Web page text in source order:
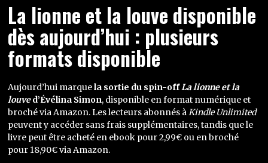
La lionne et la louve disponible
dès aujourd’hui : plusieurs
formats disponible
Aujourd’hui marquela sortie du spin-offLa lionne et la
louved’Évélina Simon, disponible en format numérique et
broché via Amazon. Les lecteurs abonnés àKindle Unlimited
peuvent y accéder sans frais supplémentaires, tandis que le
livre peut être acheté en ebook pour 2,99€ ou en broché
pour 18,90€ via Amazon.